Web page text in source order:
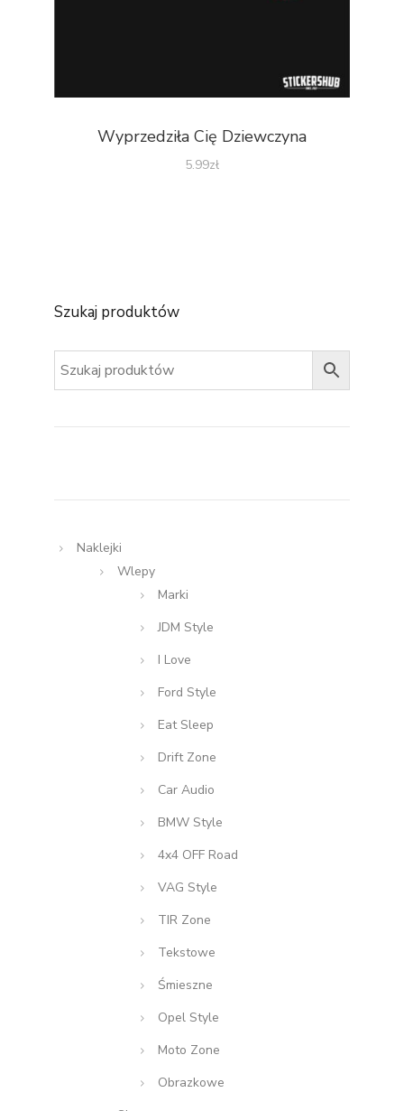
Wyprzedziła Cię Dziewczyna
5.99zł
Szukaj produktów
Naklejki
Wlepy
Marki
JDM Style
I Love
Ford Style
Eat Sleep
Drift Zone
Car Audio
BMW Style
4x4 OFF Road
VAG Style
TIR Zone
Tekstowe
Śmieszne
Opel Style
Moto Zone
Obrazkowe